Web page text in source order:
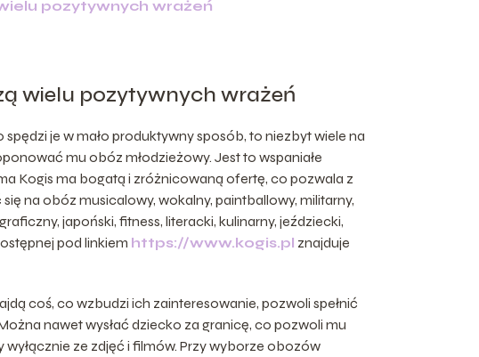
pozytywnych wrażeń
wielu pozytywnych wrażeń
je w mało produktywny sposób, to niezbyt wiele na
mu obóz młodzieżowy. Jest to wspaniałe
Kogis ma bogatą i zróżnicowaną ofertę, co pozwala z
na obóz musicalowy, wokalny, paintballowy, militarny,
japoński, fitness, literacki, kulinarny, jeździecki,
pod linkiem https://www.kogis.pl znajduje
coś, co wzbudzi ich zainteresowanie, pozwoli spełnić
nawet wysłać dziecko za granicę, co pozwoli mu
ze zdjęć i filmów. Przy wyborze obozów